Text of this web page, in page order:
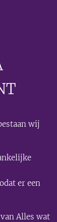
🟣
wij
er een
Alles wat